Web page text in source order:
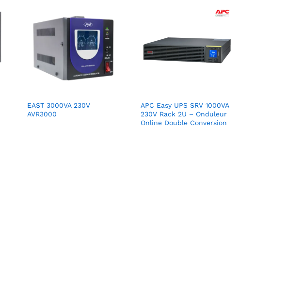
EAST 3000VA 230V
AVR3000
APC Easy UPS SRV 1000VA
230V Rack 2U – Onduleur
Online Double Conversion